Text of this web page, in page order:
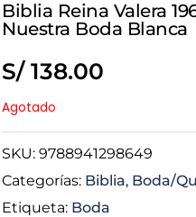
Biblia Reina Valera
Nuestra Boda Blanca
S/138.00
Agotado
SKU: 9788941298649
Categorías: Biblia, Boda/
Etiqueta: Boda